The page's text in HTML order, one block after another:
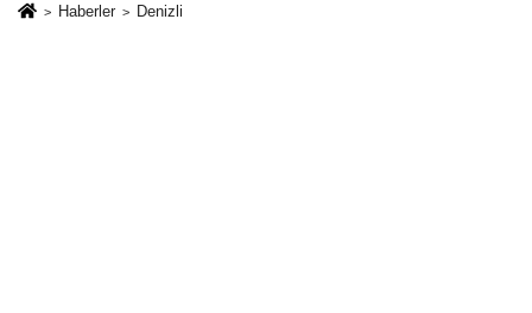
Haberler Denizli